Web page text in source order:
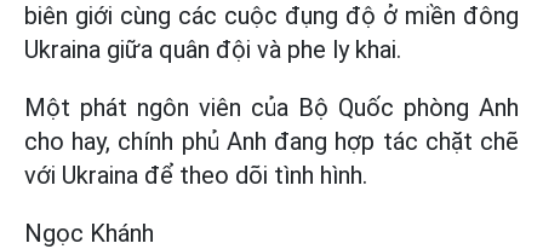
biên giới cùng các cuộc đụng độ ở miền đông
Ukraina giữa quân đội và phe ly khai.
Một phát ngôn viên của Bộ Quốc phòng Anh
cho hay, chính phủ Anh đang hợp tác chặt chẽ
với Ukraina để theo dõi tình hình.
Ngọc Khánh